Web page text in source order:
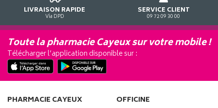
LIVRAISON RAPIDE
Via DPD
SERVICE CLIENT
09 72 09 30 00
Toute la pharmacie Cayeux sur votre mobile !
Télécharger l’application disponible sur :
PHARMACIE CAYEUX OFFICINE